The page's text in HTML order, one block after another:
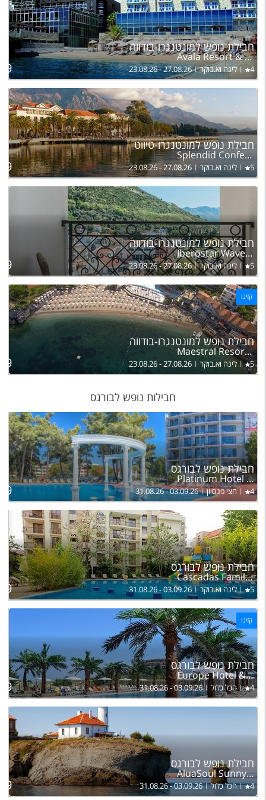
חבילת נופש למונטנגרו-בודווה
Avala Resort & Villas
4 לינה וא.בוקר 23.08.26 - 27.08.26
חבילת נופש למונטנגרו-טיווט
Splendid Conference & Spa Resort
5 לינה וא.בוקר 23.08.26 - 27.08.26
חבילת נופש למונטנגרו-בודווה
Iberostar Waves Slavija
5 לינה וא.בוקר 23.08.26 - 27.08.26
קזינו
חבילת נופש למונטנגרו-בודווה
Maestral Resort & Casino
5 לינה וא.בוקר 23.08.26 - 27.08.26
חבילות נופש לבורגס
חבילת נופש לבורגס
Platinum Hotel & Casino Sunny Beach
4 חצי פנסיון 31.08.26 - 03.09.26
חבילת נופש לבורגס
Cascadas Family Resort
5 לינה וא.בוקר 31.08.26 - 03.09.26
קזינו
חבילת נופש לבורגס
Europe Hotel & Casino
4 הכל כלול 31.08.26 - 03.09.26
חבילת נופש לבורגס
AluaSoul Sunny Beach Adults only
4 הכל כלול 31.08.26 - 03.09.26